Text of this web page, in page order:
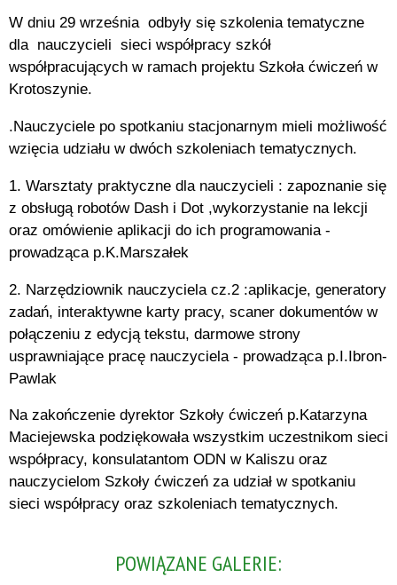
W dniu 29 września odbyły się szkolenia tematyczne
dla nauczycieli sieci współpracy szkół
współpracujących w ramach projektu Szkoła ćwiczeń w
Krotoszynie.
.Nauczyciele po spotkaniu stacjonarnym mieli możliwość
wzięcia udziału w dwóch szkoleniach tematycznych.
1. Warsztaty praktyczne dla nauczycieli : zapoznanie się
z obsługą robotów Dash i Dot ,wykorzystanie na lekcji
oraz omówienie aplikacji do ich programowania -
prowadząca p.K.Marszałek
2. Narzędziownik nauczyciela cz.2 :aplikacje, generatory
zadań, interaktywne karty pracy, scaner dokumentów w
połączeniu z edycją tekstu, darmowe strony
usprawniające pracę nauczyciela - prowadząca p.I.Ibron-
Pawlak
Na zakończenie dyrektor Szkoły ćwiczeń p.Katarzyna
Maciejewska podziękowała wszystkim uczestnikom sieci
współpracy, konsulatantom ODN w Kaliszu oraz
nauczycielom Szkoły ćwiczeń za udział w spotkaniu
sieci współpracy oraz szkoleniach tematycznych.
POWIĄZANE GALERIE: